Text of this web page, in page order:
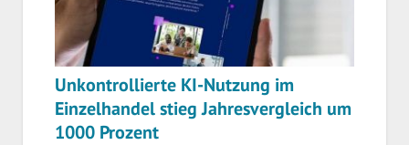
Unkontrollierte KI-Nutzung im
Einzelhandel stieg Jahresvergleich um
1000 Prozent